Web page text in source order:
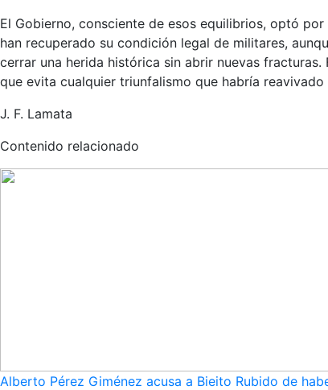
El Gobierno, consciente de esos equilibrios, optó por
han recuperado su condición legal de militares,
cerrar una herida histórica sin abrir nuevas fracturas.
que evita cualquier triunfalismo que habría reavivado
J. F. Lamata
Contenido relacionado
Alberto Pérez Giménez acusa a Bieito Rubido de